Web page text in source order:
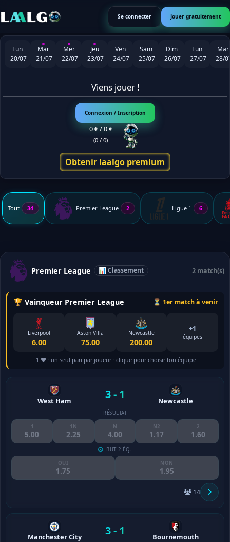
Se connecter Jouer gratuitement
Lun
20/07
Mar
21/07
Mer
22/07
Jeu
23/07
Ven
24/07
Sam
25/07
Dim
26/07
Lun
27/07
Mar
28/
Viens jouer !
Connexion / Inscription
0 € / 0 €
(0 / 0)
Obtenir laalgo premium
Tout 34 Premier League 2 Ligue 1 6
Premier League 📊 Classement 2 match(s)
🏆 Vainqueur Premier League ⏳ 1er match à venir
Liverpool
6.00
Aston Villa
75.00
Newcastle
200.00
+1
équipes
1 ❤️ · un seul pari par joueur · clique pour choisir ton équipe
West Ham 3 - 1 Newcastle
RÉSULTAT
1
5.00
1N
2.25
N
4.00
N2
1.17
2
1.60
BUT 2 ÉQ.
OUI
1.75
NON
1.95
14
Manchester City 3 - 1 Bournemouth